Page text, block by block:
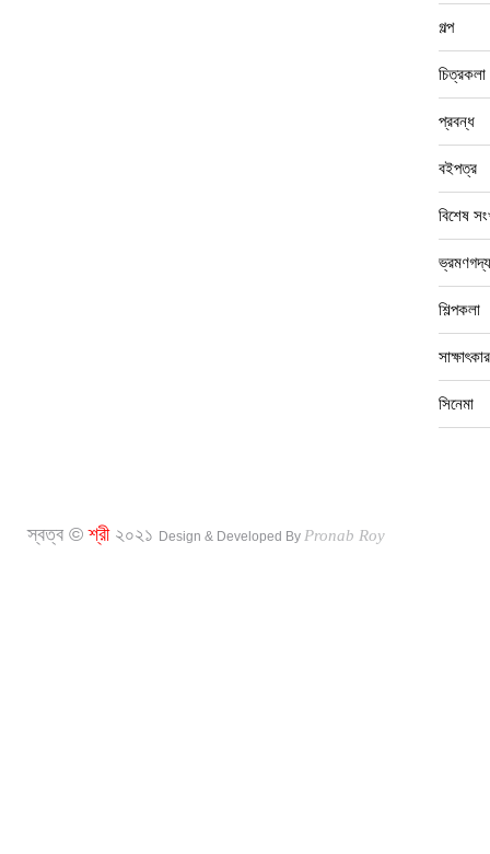
গল্প
চিত্রকলা
প্রবন্ধ
বইপত্র
বিশেষ
ভ্রমণগদ্য
শিল্পকলা
সাক্ষাৎকার
সিনেমা
স্বত্ব ©শ্রী ২০২১ Design & Developed By Pronab Roy